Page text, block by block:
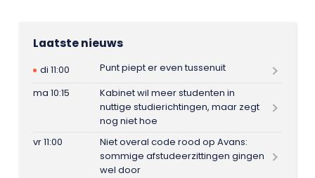
Laatste nieuws
di 11:00
Punt piept er even tussenuit
ma 10:15
Kabinet wil meer studenten in
nuttige studierichtingen, maar zegt
nog niet hoe
vr 11:00
Niet overal code rood op Avans:
sommige afstudeerzittingen gingen
wel door